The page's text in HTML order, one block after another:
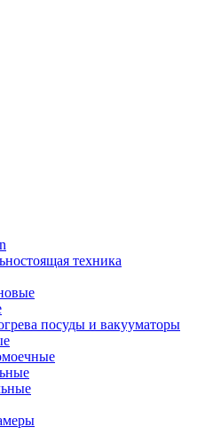
техника
посуды и вакууматоры